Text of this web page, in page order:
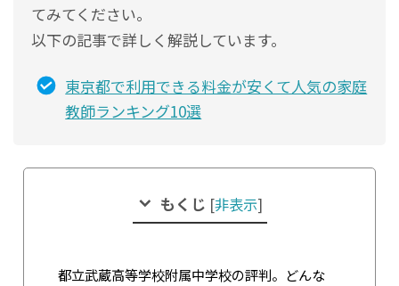
てみてください。
以下の記事で詳しく解説しています。
東京都で利用できる料金が安くて人気の家庭
教師ランキング10選
もくじ [非表示]
都立武蔵高等学校附属中学校の評判。どんな